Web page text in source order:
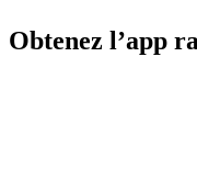
Obtenez l’app